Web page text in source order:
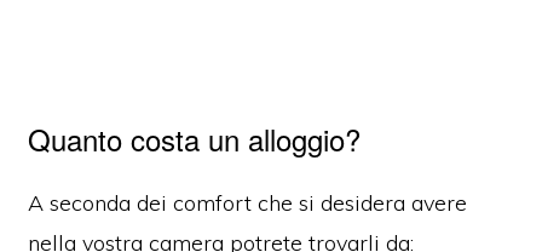
Quanto costa un alloggio?
A seconda dei comfort che si desidera avere
nella vostra camera potrete trovarli da: